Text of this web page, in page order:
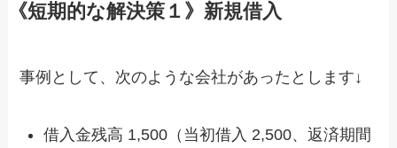
《短期的な解決策１》新規借入
事例として、次のような会社があったとします↓
借入金残高 1,500（当初借入 2,500、返済期間